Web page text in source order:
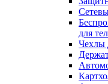
для
Чехлы